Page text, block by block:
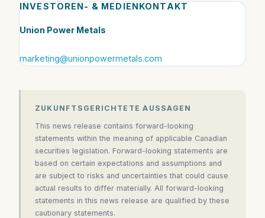
INVESTOREN- & MEDIENKONTAKT
Union Power Metals
marketing@unionpowermetals.com
ZUKUNFTSGERICHTETE AUSSAGEN
This news release contains forward-looking
statements within the meaning of applicable Canadian
securities legislation. Forward-looking statements are
based on certain expectations and assumptions and
are subject to risks and uncertainties that could cause
actual results to differ materially. All forward-looking
statements in this news release are qualified by these
cautionary statements.